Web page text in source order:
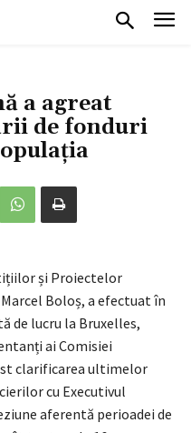
a agreat
de fonduri
și Proiectelor
Boloș, a efectuat în
de lucru la Bruxelles,
ai Comisiei
clarificarea ultimelor
cu Executivul
aferentă perioadei de